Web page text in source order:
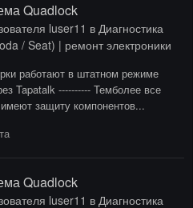
Quadlock
luser11 в Диагностика
/ Seat) | ремонт электроники
работают в штатном режиме
Tapatalk ---------- Темболее все
защиту компонентов...
Quadlock
luser11 в Диагностика